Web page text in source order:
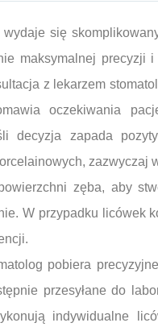
się
maksymalnej precyzji
z lekarzem
oczekiwania
decyzja zapada
zazwyczaj
zęba, aby
W przypadku licówek
pobiera
przesyłane do
indywidualne